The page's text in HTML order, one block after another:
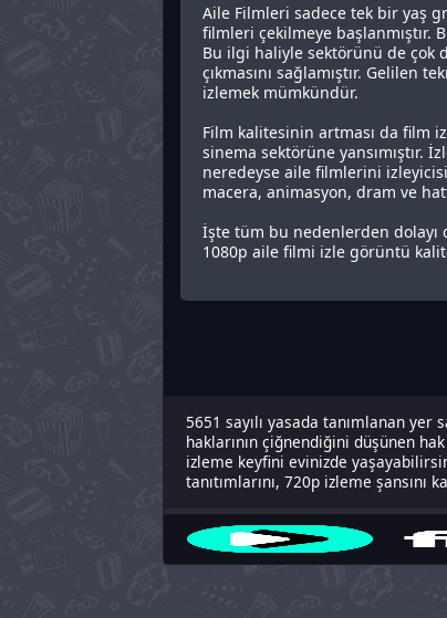
Aile Filmleri sadece tek bir yaş
filmleri çekilmeye
Bu ilgi haliyle sektörünü de çok
çıkmasını sağlamıştır. Gelilen
izlemek mümkündür.
Film kalitesinin artması da film
sinema sektörüne yansımıştır.
neredeyse aile filmlerini
macera, animasyon, dram ve
İşte tüm bu nedenlerden
1080p aile filmi izle görüntü
5651 sayılı yasada tanımlanan
haklarının çiğnendiğini düşünen
izleme keyfini evinizde
tanıtımlarını, 720p izleme şansını